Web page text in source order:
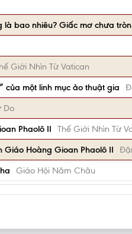
bao nhiêu? Giấc mơ chưa
Giới Nhìn Từ Vatican
của một linh mục ảo thuật gia
Do
Phaolô II
Thế Giới Nhìn Từ
Giáo Hoàng Gioan Phaolô II
Giáo Hội Năm Châu